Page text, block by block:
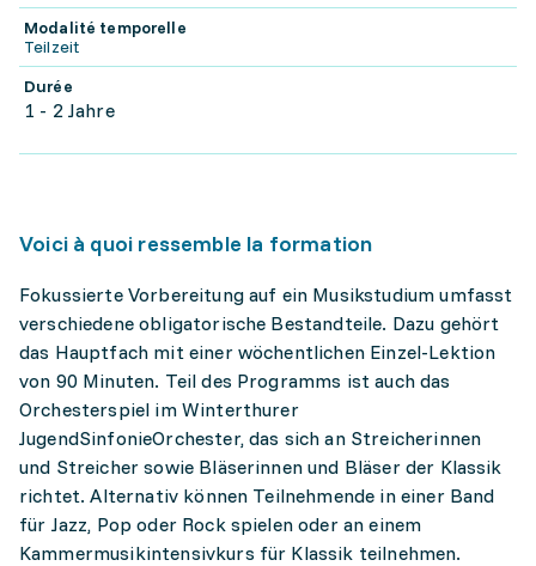
Modalité temporelle
Teilzeit
Durée
1 - 2 Jahre
Voici à quoi ressemble la formation
Fokussierte Vorbereitung auf ein Musikstudium umfasst
verschiedene obligatorische Bestandteile. Dazu gehört
das Hauptfach mit einer wöchentlichen Einzel-Lektion
von 90 Minuten. Teil des Programms ist auch das
Orchesterspiel im Winterthurer
JugendSinfonieOrchester, das sich an Streicherinnen
und Streicher sowie Bläserinnen und Bläser der Klassik
richtet. Alternativ können Teilnehmende in einer Band
für Jazz, Pop oder Rock spielen oder an einem
Kammermusikintensivkurs für Klassik teilnehmen.